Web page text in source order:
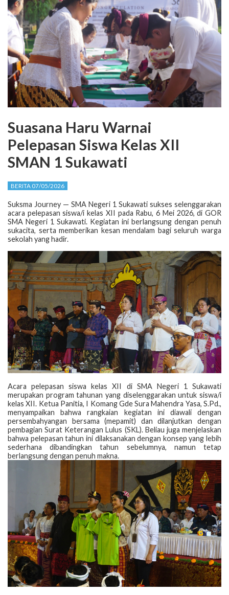
Suasana Haru Warnai
Pelepasan Siswa Kelas XII
SMAN 1 Sukawati
BERITA 07/05/2026
Suksma Journey — SMA Negeri 1 Sukawati sukses selenggarakan
acara pelepasan siswa/i kelas XII pada Rabu, 6 Mei 2026, di GOR
SMA Negeri 1 Sukawati. Kegiatan ini berlangsung dengan penuh
sukacita, serta memberikan kesan mendalam bagi seluruh warga
sekolah yang hadir.
Acara pelepasan siswa kelas XII di SMA Negeri 1 Sukawati
merupakan program tahunan yang diselenggarakan untuk siswa/i
kelas XII. Ketua Panitia, I Komang Gde Sura Mahendra Yasa, S.Pd.,
menyampaikan bahwa rangkaian kegiatan ini diawali dengan
persembahyangan bersama (mepamit) dan dilanjutkan dengan
pembagian Surat Keterangan Lulus (SKL). Beliau juga menjelaskan
bahwa pelepasan tahun ini dilaksanakan dengan konsep yang lebih
sederhana dibandingkan tahun sebelumnya, namun tetap
berlangsung dengan penuh makna.